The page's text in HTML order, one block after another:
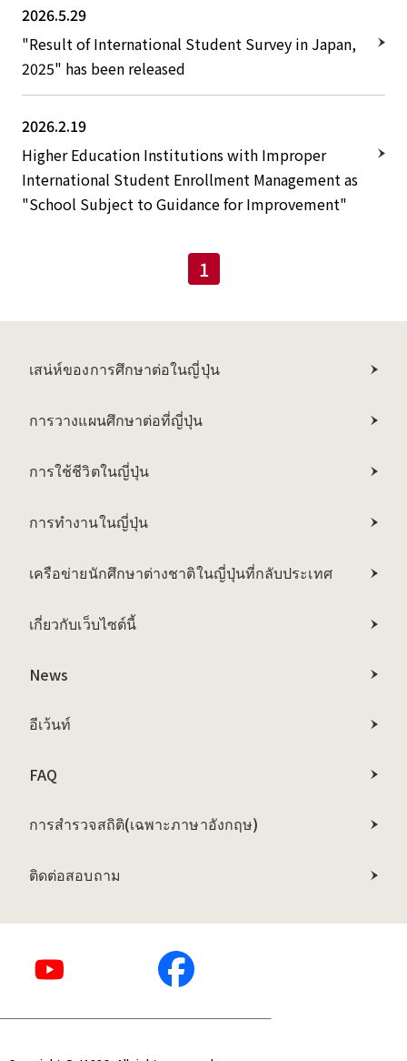
2026.5.29
"Result of International Student Survey in Japan,
2025" has been released
2026.2.19
Higher Education Institutions with Improper
International Student Enrollment Management as
"School Subject to Guidance for Improvement"
1
เสน่ห์ของการศึกษาต่อในญี่ปุ่น
การวางแผนศึกษาต่อที่ญี่ปุ่น
การใช้ชีวิตในญี่ปุ่น
การทำงานในญี่ปุ่น
เครือข่ายนักศึกษาต่างชาติในญี่ปุ่นที่กลับประเทศ
เกี่ยวกับเว็บไซต์นี้
News
อีเว้นท์
FAQ
การสำรวจสถิติ(เฉพาะภาษาอังกฤษ)
ติดต่อสอบถาม